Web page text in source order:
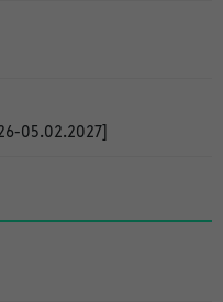
05.02.2027]